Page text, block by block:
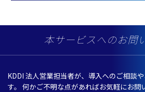
本サービスへのお問
KDDI 法人営業担当者が、導入へのご相談
す。 何かご不明な点があればお気軽にお問